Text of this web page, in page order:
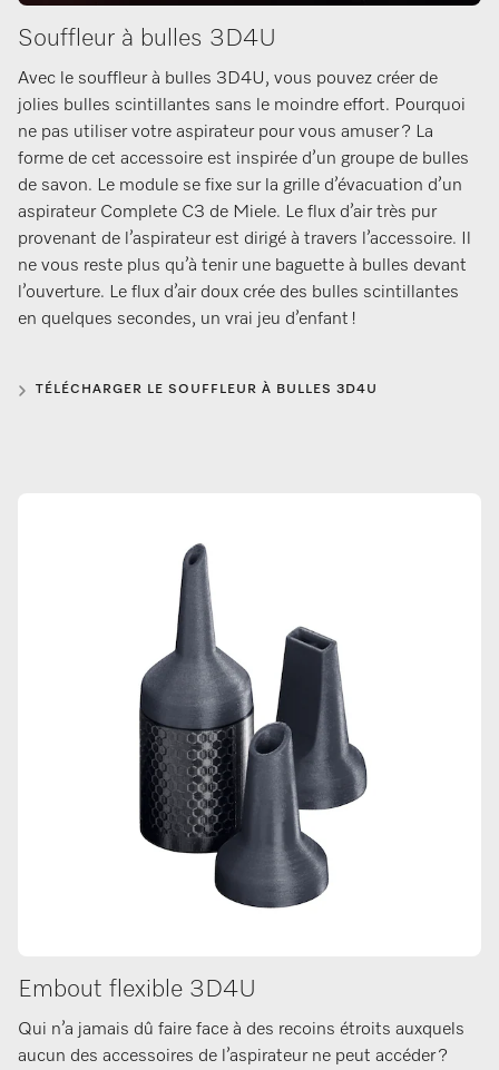
Souffleur à bulles 3D4U
Avec le souffleur à bulles 3D4U, vous pouvez créer de
jolies bulles scintillantes sans le moindre effort. Pourquoi
ne pas utiliser votre aspirateur pour vous amuser ? La
forme de cet accessoire est inspirée d’un groupe de bulles
de savon. Le module se fixe sur la grille d’évacuation d’un
aspirateur Complete C3 de Miele. Le flux d’air très pur
provenant de l’aspirateur est dirigé à travers l’accessoire. Il
ne vous reste plus qu’à tenir une baguette à bulles devant
l’ouverture. Le flux d’air doux crée des bulles scintillantes
en quelques secondes, un vrai jeu d’enfant !
TÉLÉCHARGER LE SOUFFLEUR À BULLES 3D4U
Embout flexible 3D4U
Qui n’a jamais dû faire face à des recoins étroits auxquels
aucun des accessoires de l’aspirateur ne peut accéder ?